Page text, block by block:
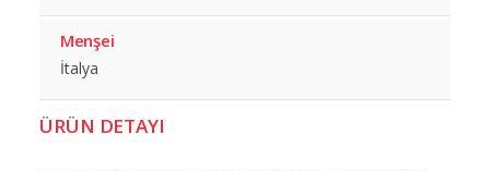
Menşei
İtalya
ÜRÜN DETAYI